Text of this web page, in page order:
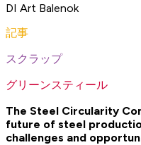
DI Art Balenok
記事
スクラップ
グリーンスティール
The Steel Circularity
future of steel
challenges and